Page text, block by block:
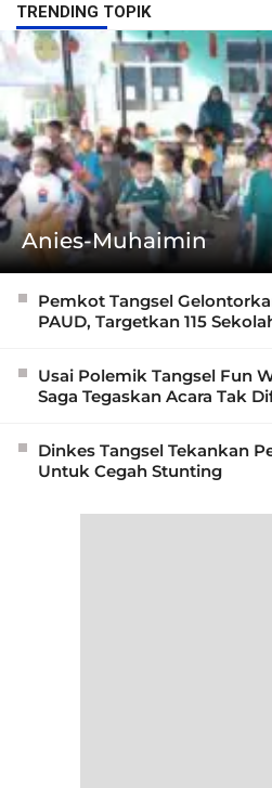
TRENDING TOPIK
Anies-Muhaimin
Pemkot Tangsel
PAUD, Targetkan 115
Usai Polemik Tangsel Fun
Saga Tegaskan Acara Tak
Dinkes Tangsel Tekankan
Untuk Cegah Stunting